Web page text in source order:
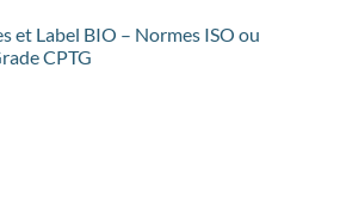
et Label BIO – Normes ISO ou
CPTG